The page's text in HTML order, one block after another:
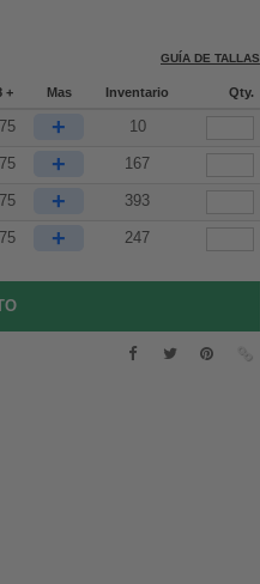
GUÍA DE TALLAS
+ Mas Inventario Qty.
+ 10
+ 167
+ 393
+ 247